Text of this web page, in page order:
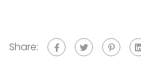
Share: